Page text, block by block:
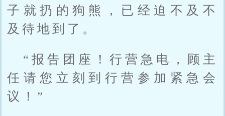
子就扔的狗熊，已经迫不及不
及待地到了。
“报告团座！行营急电，顾主
任请您立刻到行营参加紧急会
议！”